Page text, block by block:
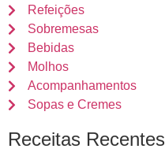
Refeições
Sobremesas
Bebidas
Molhos
Acompanhamentos
Sopas e Cremes
Receitas Recentes